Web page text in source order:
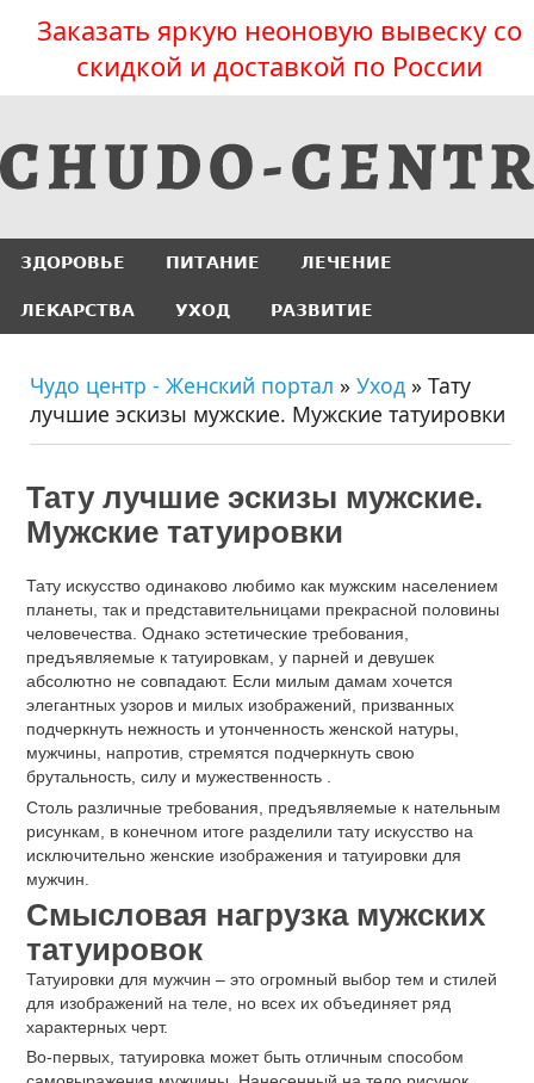
Заказать яркую неоновую вывеску со
скидкой и доставкой по России
ЗДОРОВЬЕ ПИТАНИЕ ЛЕЧЕНИЕ
ЛЕКАРСТВА УХОД РАЗВИТИЕ
Чудо центр - Женский портал » Уход » Тату
лучшие эскизы мужские. Мужские татуировки
Тату лучшие эскизы мужские.
Мужские татуировки
Тату искусство одинаково любимо как мужским населением
планеты, так и представительницами прекрасной половины
человечества. Однако эстетические требования,
предъявляемые к татуировкам, у парней и девушек
абсолютно не совпадают. Если милым дамам хочется
элегантных узоров и милых изображений, призванных
подчеркнуть нежность и утонченность женской натуры,
мужчины, напротив, стремятся подчеркнуть свою
брутальность, силу и мужественность
Столь различные требования, предъявляемые к нательным
рисункам, в конечном итоге разделили тату искусство на
исключительно женские изображения и татуировки для
мужчин.
Смысловая нагрузка мужских
татуировок
Татуировки для мужчин – это огромный выбор тем и стилей
для изображений на теле, но всех их объединяет ряд
характерных черт.
Во-первых, татуировка может быть отличным способом